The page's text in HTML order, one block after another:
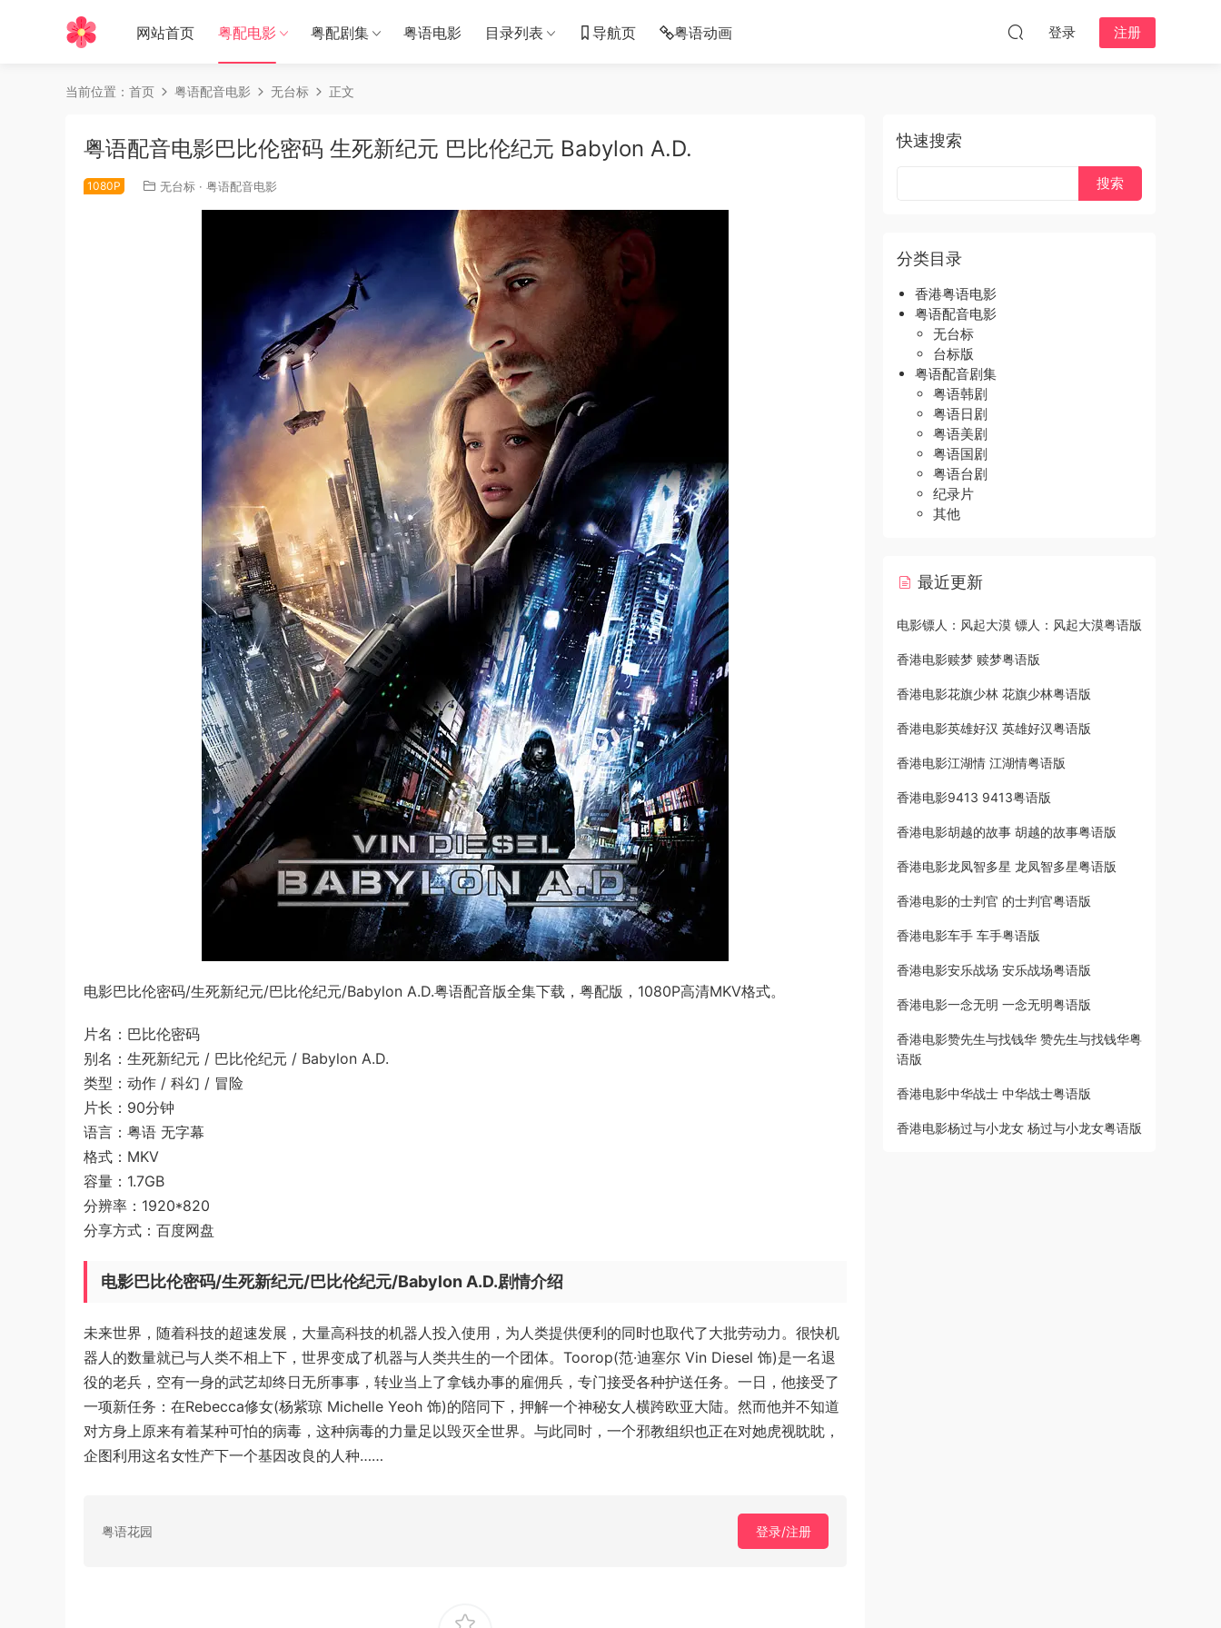
网站首页 粤配电影 粤配剧集 粤语电影 目录列表 导航页 粤语动画 登录 注册
当前位置： 首页 粤语配音电影 无台标 正文
粤语配音电影巴比伦密码 生死新纪元 巴比伦纪元 Babylon A.D.
1080P 无台标 · 粤语配音电影
电影巴比伦密码/生死新纪元/巴比伦纪元/Babylon A.D.粤语配音版全集下载，粤配版，1080P高清MKV格式。
片名：巴比伦密码
别名：生死新纪元 / 巴比伦纪元 / Babylon A.D.
类型：动作 / 科幻 / 冒险
片长：90分钟
语言：粤语 无字幕
格式：MKV
容量：1.7GB
分辨率：1920*820
分享方式：百度网盘
电影巴比伦密码/生死新纪元/巴比伦纪元/Babylon A.D.剧情介绍
未来世界，随着科技的超速发展，大量高科技的机器人投入使用，为人类提供便利的同时也取代了大批劳动力。很快机
器人的数量就已与人类不相上下，世界变成了机器与人类共生的一个团体。Toorop(范·迪塞尔 Vin Diesel 饰)是一名退
役的老兵，空有一身的武艺却终日无所事事，转业当上了拿钱办事的雇佣兵，专门接受各种护送任务。一日，他接受了
一项新任务：在Rebecca修女(杨紫琼 Michelle Yeoh 饰)的陪同下，押解一个神秘女人横跨欧亚大陆。然而他并不知道
对方身上原来有着某种可怕的病毒，这种病毒的力量足以毁灭全世界。与此同时，一个邪教组织也正在对她虎视眈眈，
企图利用这名女性产下一个基因改良的人种……
粤语花园 登录/注册
快速搜索
分类目录
香港粤语电影
粤语配音电影
无台标
台标版
粤语配音剧集
粤语韩剧
粤语日剧
粤语美剧
粤语国剧
粤语台剧
纪录片
其他
最近更新
电影镖人：风起大漠 镖人：风起大漠粤语版
香港电影赎梦 赎梦粤语版
香港电影花旗少林 花旗少林粤语版
香港电影英雄好汉 英雄好汉粤语版
香港电影江湖情 江湖情粤语版
香港电影9413 9413粤语版
香港电影胡越的故事 胡越的故事粤语版
香港电影龙凤智多星 龙凤智多星粤语版
香港电影的士判官 的士判官粤语版
香港电影车手 车手粤语版
香港电影安乐战场 安乐战场粤语版
香港电影一念无明 一念无明粤语版
香港电影赞先生与找钱华 赞先生与找钱华粤
语版
香港电影中华战士 中华战士粤语版
香港电影杨过与小龙女 杨过与小龙女粤语版